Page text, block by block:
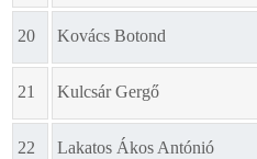
20 Kovács Botond
21 Kulcsár Gergő
22 Lakatos Ákos Antónió